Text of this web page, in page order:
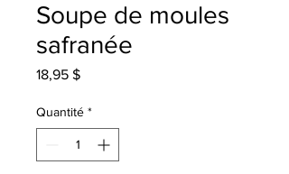
Soupe de moules
safranée
18,95 $Prix
Quantité *